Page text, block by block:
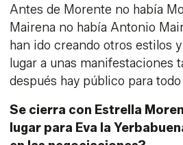
Antes de Morente no había
Mairena no había Antonio
han ido creando otros estilos
lugar a unas manifestaciones
después hay público para
Se cierra con Estrella
lugar para Eva la